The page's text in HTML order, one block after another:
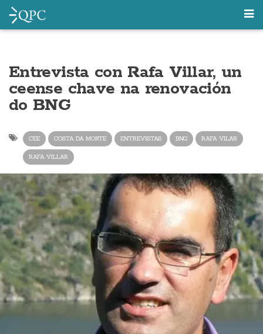
Entrevista con Rafa Villar, un
ceense chave na renovación
do BNG
CEE COSTA DA MORTE ENTREVISTAS BNG RAFA VILAR
RAFA VILLAR